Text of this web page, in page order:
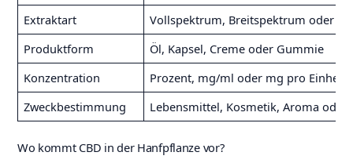
Extraktart
Vollspektrum, Breitspektrum oder
Produktform
Öl, Kapsel, Creme oder Gummie
Konzentration
Prozent, mg/ml oder mg pro Einheit
Zweckbestimmung
Lebensmittel, Kosmetik, Aroma oder
Wo kommt CBD in der Hanfpflanze vor?